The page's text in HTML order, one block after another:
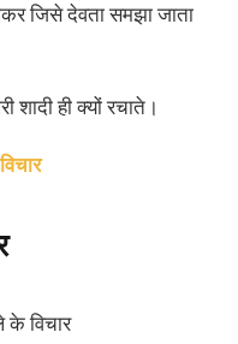
जिसे देवता समझा जाता
शादी ही क्यों रचाते।